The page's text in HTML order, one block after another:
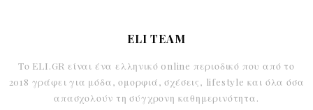
ELI TEAM
Το ELI.GR είναι ένα ελληνικό online περιοδικό που από το
2018 γράφει για μόδα, ομορφιά, σχέσεις, lifestyle και όλα όσα
απασχολούν τη σύγχρονη καθημερινότητα.